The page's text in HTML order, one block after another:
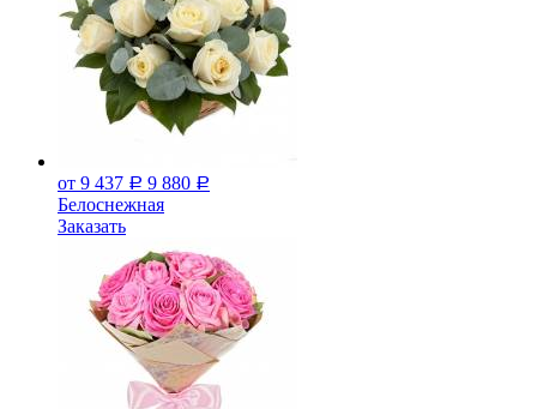
от 9 437 Р 9 880 Р
Белоснежная
Заказать